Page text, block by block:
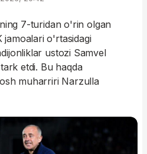
7-turidan o'rin olgan
jamoalari o'rtasidagi
ustozi Samvel
etdi. Bu haqda
muharriri Narzulla